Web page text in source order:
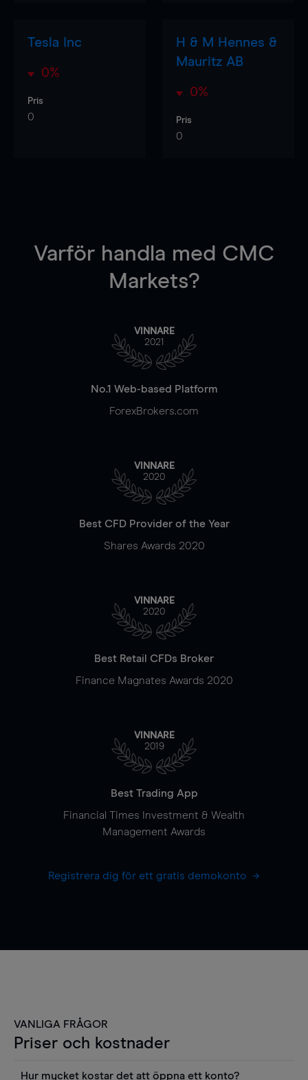
Tesla Inc
0%
Pris
0
H & M Hennes &
Mauritz AB
0%
Pris
0
Varför handla med CMC
Markets?
VINNARE
2021
No.1 Web-based Platform
ForexBrokers.com
VINNARE
2020
Best CFD Provider of the Year
Shares Awards 2020
VINNARE
2020
Best Retail CFDs Broker
Finance Magnates Awards 2020
VINNARE
2019
Best Trading App
Financial Times Investment & Wealth
Management Awards
Registrera dig för ett gratis demokonto
VANLIGA FRÅGOR
Priser och kostnader
Hur mycket kostar det att öppna ett konto?